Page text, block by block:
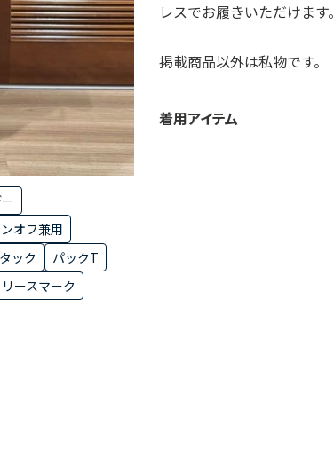
オフ兼用
ック
パックT
ースマーク
レスでお履きいただけます。
掲載商品以外は私物です。
着用アイテム